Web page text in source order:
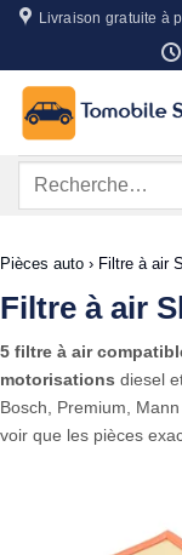
Passer
contenu
Livraison gratuite à
Recherche
Pièces auto › Filtre à air
Filtre à air
5 filtre à air
motorisations diesel
Bosch, Premium,
voir que les pièces